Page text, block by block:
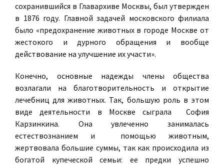
сохранившийся в Главархиве Москвы, был утвержден
в 1876 году. Главной задачей московского филиала
было «предохранение животных в городе Москве от
жестокого и дурного обращения и вообще
действование на улучшение их участи».
Конечно, основные надежды члены общества
возлагали на благотворительность и открытие
лечебниц для животных. Так, большую роль в этом
виде деятельности в Москве сыграла София
Карзинкина. Она увлеченно занималась
естествознанием и помощью животным,
жертвовала большие суммы, так как происходила из
богатой купеческой семьи: ее предки успешно